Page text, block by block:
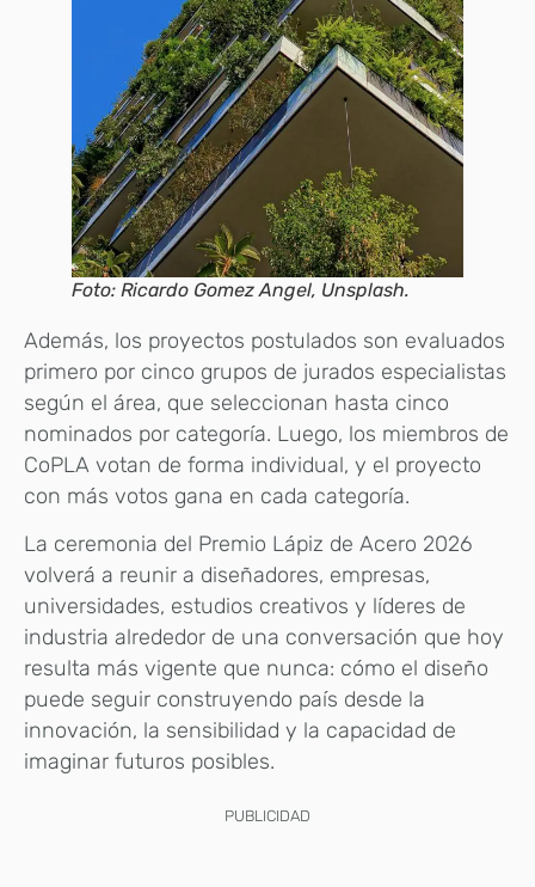
Foto: Ricardo Gomez Angel, Unsplash.
Además, los proyectos postulados son evaluados
primero por cinco grupos de jurados especialistas
según el área, que seleccionan hasta cinco
nominados por categoría. Luego, los miembros de
CoPLA votan de forma individual, y el proyecto
con más votos gana en cada categoría.
La ceremonia del Premio Lápiz de Acero 2026
volverá a reunir a diseñadores, empresas,
universidades, estudios creativos y líderes de
industria alrededor de una conversación que hoy
resulta más vigente que nunca: cómo el diseño
puede seguir construyendo país desde la
innovación, la sensibilidad y la capacidad de
imaginar futuros posibles.
PUBLICIDAD